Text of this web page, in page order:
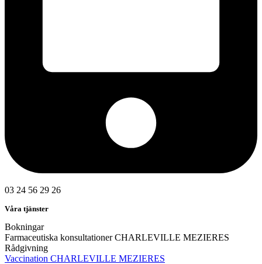
03 24 56 29 26
Våra tjänster
Bokningar
Farmaceutiska konsultationer CHARLEVILLE MEZIERES
Rådgivning
Vaccination CHARLEVILLE MEZIERES